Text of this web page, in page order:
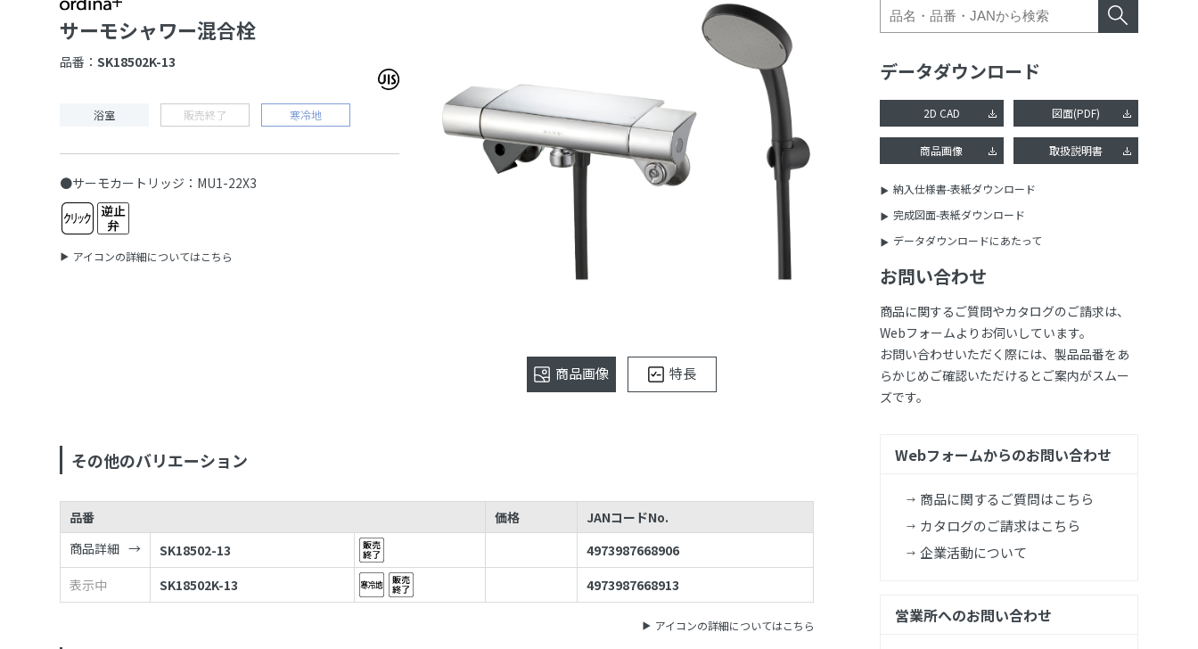
サーモシャワー混合栓
品番：SK18502K-13
浴室 販売終了 寒冷地
●サーモカートリッジ：MU1-22X3
アイコンの詳細についてはこちら
商品画像 特長
その他のバリエーション
品番 価格
JANコードNo.
商品詳細
SK18502-13
4973987668906
表示中
SK18502K-13 4973987668913
アイコンの詳細についてはこちら
データダウンロード
2D CAD 図面(PDF)
商品画像 取扱説明書
納入仕様書-表紙ダウンロード
完成図面-表紙ダウンロード
データダウンロードにあたって
お問い合わせ
商品に関するご質問やカタログのご請求は、
Webフォームよりお伺いしています。
お問い合わせいただく際には、製品品番をあ
らかじめご確認いただけるとご案内がスムー
ズです。
Webフォームからのお問い合わせ
商品に関するご質問はこちら
カタログのご請求はこちら
企業活動について
営業所へのお問い合わせ